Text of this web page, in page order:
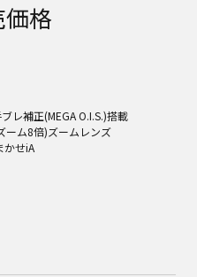
格
レ補正(MEGA O.I.S.)搭載
ーム8倍)ズームレンズ
かせiA